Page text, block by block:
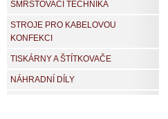
SMRŠŤOVACÍ TECHNIKA
STROJE PRO KABELOVOU
KONFEKCI
TISKÁRNY A ŠTÍTKOVAČE
NÁHRADNÍ DÍLY